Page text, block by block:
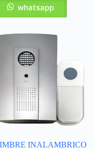
whatsapp
INALAMBRICO